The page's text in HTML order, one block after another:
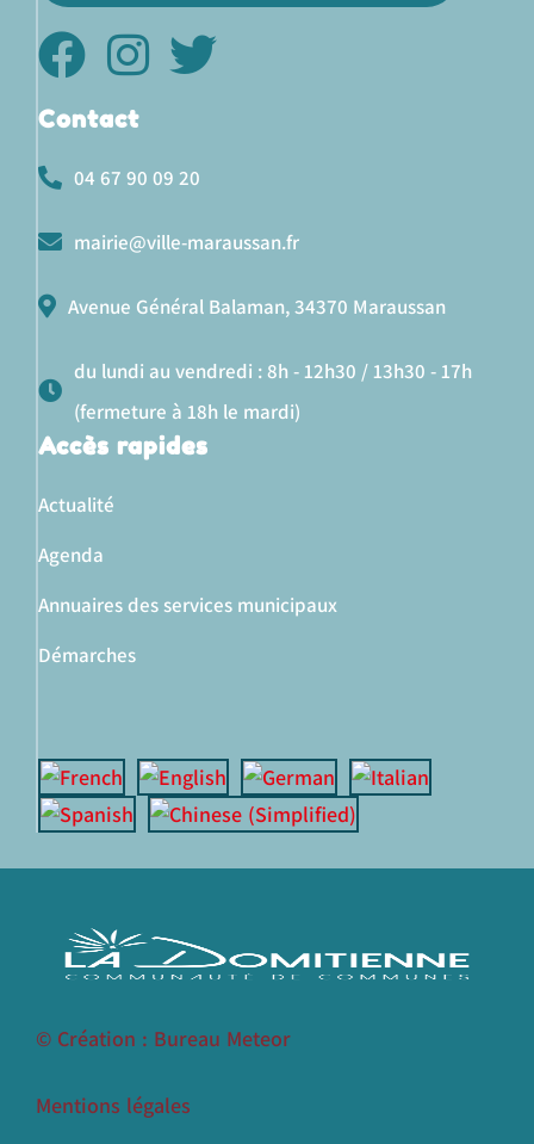
Contact
04 67 90 09 20
mairie@ville-maraussan.fr
Avenue Général Balaman, 34370 Maraussan
du lundi au vendredi : 8h - 12h30 / 13h30 - 17h
(fermeture à 18h le mardi)
Accès rapides
Actualité
Agenda
Annuaires des services municipaux
Démarches
© Création : Bureau Meteor
Mentions légales